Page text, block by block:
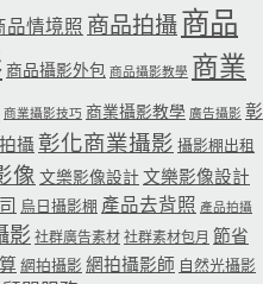
品情境照 商品拍攝商品
商品攝影外包 商品攝影教學 商業
商業攝影技巧 商業攝影教學 廣告攝影 彰
攝 彰化商業攝影 攝影棚出租
像 文樂影像設計文樂影像設計
烏日攝影棚 產品去背照 產品拍攝
影 社群廣告素材 社群素材包月 節省
網拍攝影 網拍攝影師 自然光攝影